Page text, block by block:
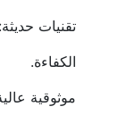
الكفاءة.